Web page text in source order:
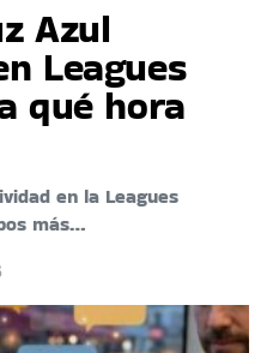
Azul
Leagues
qué hora
en la Leagues
más…